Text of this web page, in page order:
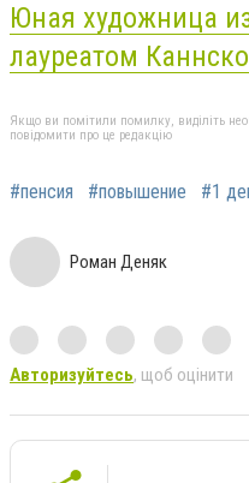
Юная художница
лауреатом
Якщо ви помітили помилку, виділіть
повідомити про це редакцію
#пенсия #повышение #1
Роман Деняк
Авторизуйтесь, щоб оцінити